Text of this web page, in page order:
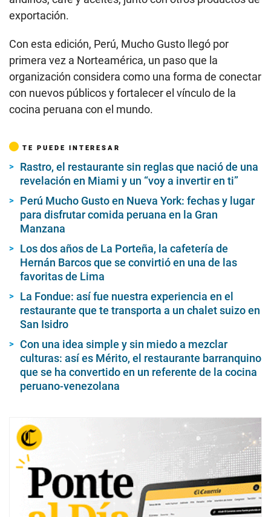
exportación.
Con esta edición, Perú, Mucho Gusto llegó por
primera vez a Norteamérica, un paso que la
organización considera como una forma de conectar
con nuevos públicos y fortalecer el vínculo de la
cocina peruana con el mundo.
TE PUEDE INTERESAR
Rastro, el restaurante sin reglas que nació de una
revelación en Miami y un “voy a invertir en ti”
Perú Mucho Gusto en Nueva York: fechas y lugar
para disfrutar comida peruana en la Gran
Manzana
Los dos años de La Porteña, la cafetería de
Hernán Barcos que se convirtió en una de las
favoritas de Lima
La Fondue: así fue nuestra experiencia en el
restaurante que te transporta a un chalet suizo en
San Isidro
Con una idea simple y sin miedo a mezclar
culturas: así es Mérito, el restaurante barranquino
que se ha convertido en un referente de la cocina
peruano-venezolana